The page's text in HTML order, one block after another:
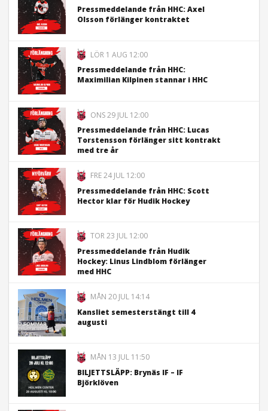
Pressmeddelande från HHC: Axel
Olsson förlänger kontraktet
LÖR 1 AUG 12:00
Pressmeddelande från HHC:
Maximilian Kilpinen stannar i HHC
ONS 29 JUL 12:00
Pressmeddelande från HHC: Lucas
Torstensson förlänger sitt kontrakt
med tre år
FRE 24 JUL 12:00
Pressmeddelande från HHC: Scott
Hector klar för Hudik Hockey
TOR 23 JUL 12:00
Pressmeddelande från Hudik
Hockey: Linus Lindblom förlänger
med HHC
MÅN 20 JUL 14:14
Kansliet semesterstängt till 4
augusti
MÅN 13 JUL 11:50
BILJETTSLÄPP: Brynäs IF – IF
Björklöven